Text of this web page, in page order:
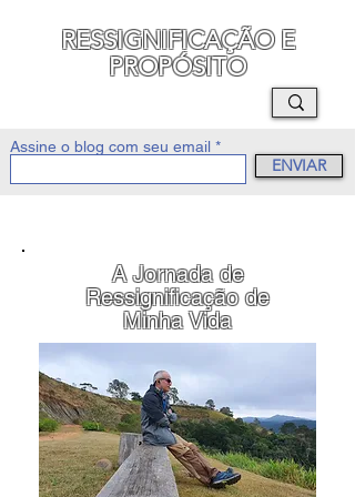
RESSIGNIFICAÇÃO E
PROPÓSITO
Assine o blog com seu email
ENVIAR
A Jornada de
Ressignificação de
Minha Vida